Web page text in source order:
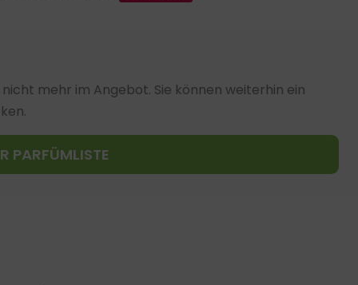
mehr im Angebot. Sie können weiterhin ein
PARFÜMLISTE